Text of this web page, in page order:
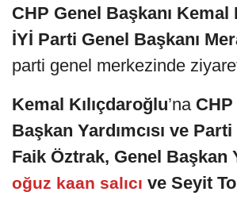
CHP Genel Başkanı Kemal
İYİ Parti Genel Başkanı
parti genel merkezinde
Kemal Kılıçdaroğlu’na
Başkan Yardımcısı ve
Faik Öztrak, Genel Başkan
oğuz kaan salıcı ve Seyit